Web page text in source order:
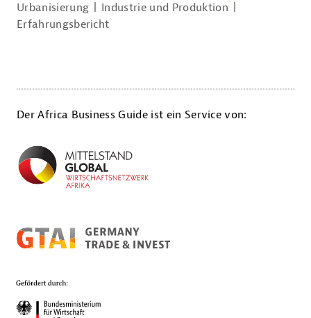
Urbanisierung
Industrie und Produktion
Erfahrungsbericht
Der Africa Business Guide ist ein Service von: